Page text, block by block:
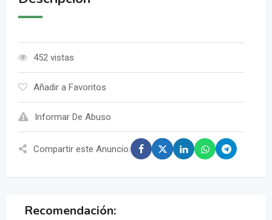
452 vistas
Añadir a Favoritos
Informar De Abuso
Compartir este Anuncio:
Recomendación: